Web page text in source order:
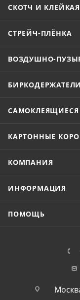
СКОТЧ И
СТРЕЙЧ-ПЛЁНКА
ВОЗДУШНО-
САМОКЛЕЯЩИЕСЯ
КАРТОННЫЕ
КОМПАНИЯ
ИНФОРМАЦИЯ
ПОМОЩЬ